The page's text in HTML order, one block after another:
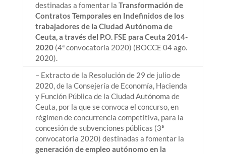
destinadas a fomentar la Transformación de
Contratos Temporales en Indefinidos de los
trabajadores de la Ciudad Autónoma de
Ceuta, a través del P.O. FSE para Ceuta 2014-
2020(4ª convocatoria 2020) (BOCCE 04 ago.
2020).
– Extracto de la Resolución de 29 de julio de
2020, de la Consejería de Economía, Hacienda
y Función Pública de la Ciudad Autónoma de
Ceuta, por la que se convoca el concurso, en
régimen de concurrencia competitiva, para la
concesión de subvenciones públicas (3ª
convocatoria 2020) destinadas a fomentar la
generación de empleo autónomo en la